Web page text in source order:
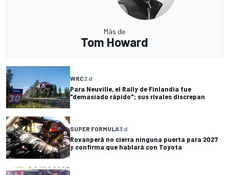
Más de
Tom Howard
WRC2 d
Para Neuville, el Rally de Finlandia fue
"demasiado rápido"; sus rivales discrepan
SUPER FORMULA3 d
Rovanperä no cierra ninguna puerta para 2027
y confirma que hablará con Toyota